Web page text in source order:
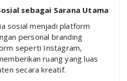
sebagai Sarana Utama
sosial menjadi platform
personal branding
seperti Instagram,
ruang yang luas
secara kreatif.